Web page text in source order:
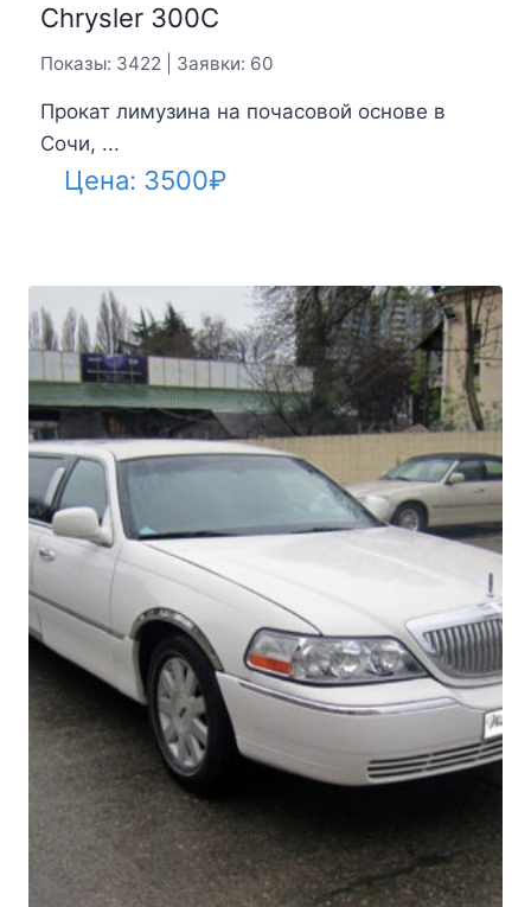
Chrysler 300С
Показы: 3422 | Заявки: 60
Прокат лимузина на почасовой основе в
Сочи, ...
Цена: 3500₽